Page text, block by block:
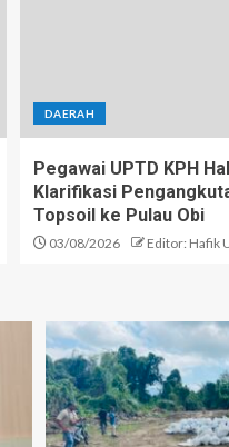
DAERAH
Pegawai UPTD KPH
Klarifikasi
Topsoil ke Pulau Obi
03/08/2026 Editor: Hafik